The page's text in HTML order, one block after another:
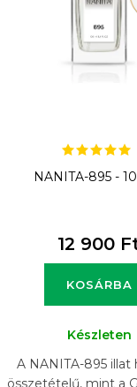
NANITA-895 -
12 900
KOSÁRBA
Készleten
A NANITA-895 illat
összetételű, mint a